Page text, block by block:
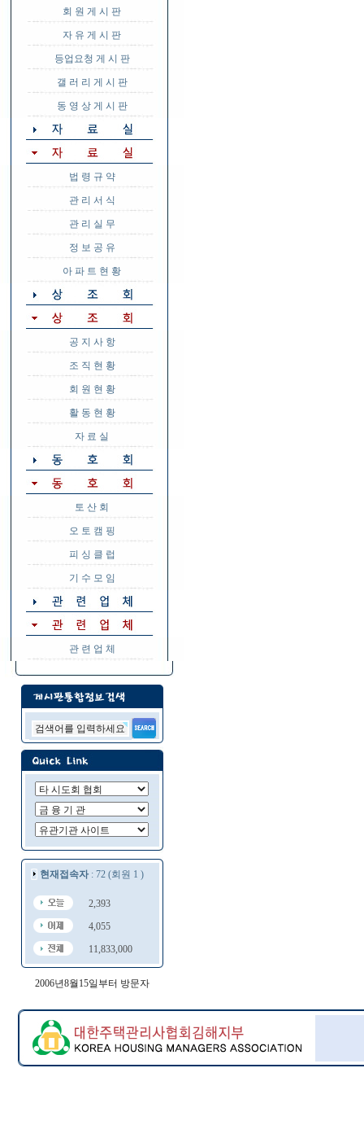
회 원 게 시 판
자 유 게 시 판
등업요청 게 시 판
갤 러 리 게 시 판
동 영 상 게 시 판
법 령 규 약
관 리 서 식
관 리 실 무
정 보 공 유
아 파 트 현 황
공 지 사 항
조 직 현 황
회 원 현 황
활 동 현 황
자 료 실
토 산 회
오 토 캠 핑
피 싱 클 럽
기 수 모 임
관 련 업 체
현재접속자: 72 (회원 1 )
2,393
4,055
11,833,000
2006년8월15일부터 방문자